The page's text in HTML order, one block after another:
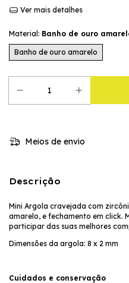
Ver mais detalhes
Material: Banho de ouro
Banho de ouro amarelo
Meios de envio
Descrição
Mini Argola cravejada com
amarelo, e fechamento em click.
participar das suas melhores
Dimensões da argola: 8 x 2 mm
Cuidados e conservação